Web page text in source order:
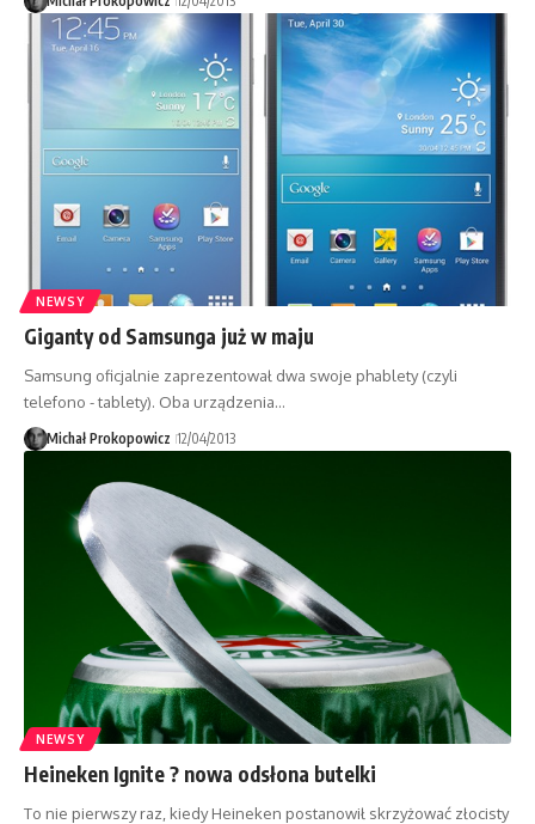
NEWSY
Giganty od Samsunga już w maju
Samsung oficjalnie zaprezentował dwa swoje phablety (czyli
telefono - tablety). Oba urządzenia…
Michał Prokopowicz 12/04/2013
NEWSY
Heineken Ignite ? nowa odsłona butelki
To nie pierwszy raz, kiedy Heineken postanowił skrzyżować złocisty